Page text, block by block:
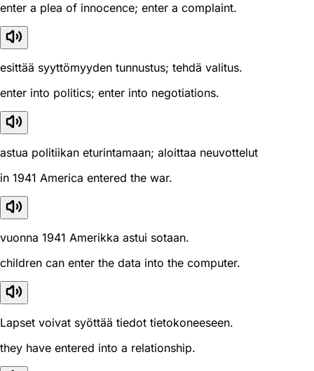
enter a plea of innocence; enter a complaint.
esittää syyttömyyden tunnustus; tehdä valitus.
enter into politics; enter into negotiations.
astua politiikan eturintamaan; aloittaa neuvottelut
in 1941 America entered the war.
vuonna 1941 Amerikka astui sotaan.
children can enter the data into the computer.
Lapset voivat syöttää tiedot tietokoneeseen.
they have entered into a relationship.